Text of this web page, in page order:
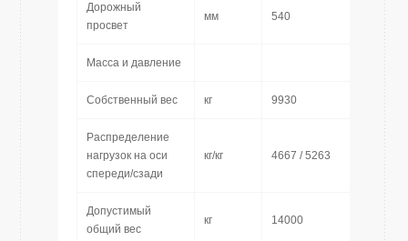
Дорожный
просвет
мм 540
Масса и давление
Собственный вес кг 9930
Распределение
нагрузок на оси
спереди/сзади
кг/кг 4667 / 5263
Допустимый
общий вес
кг 14000